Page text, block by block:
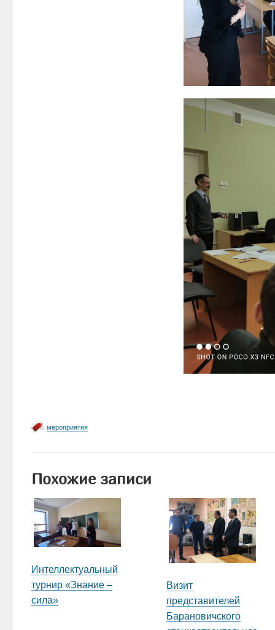
мероприятия
Похожие записи
Интеллектуальный
турнир «Знание –
сила»
Визит
представителей
Барановичского